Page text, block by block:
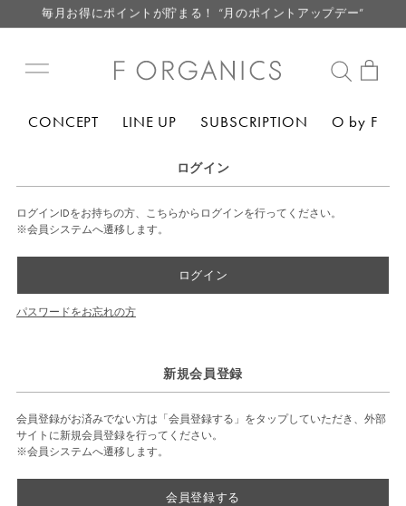
毎月お得にポイントが貯まる！ “月のポイントアップデー”
【重要】F ORGANICS Websiteの統合に関するお知らせ
毎月お得にポイントが貯まる！ “月のポイントアップデー”
CONCEPT LINE UP SUBSCRIPTION O by F
ログイン
ログインIDをお持ちの方、こちらからログインを行ってください。
※会員システムへ遷移します。
ログイン
パスワードをお忘れの方
新規会員登録
会員登録がお済みでない方は「会員登録する」をタップしていただき、外部
サイトに新規会員登録を行ってください。
※会員システムへ遷移します。
会員登録する